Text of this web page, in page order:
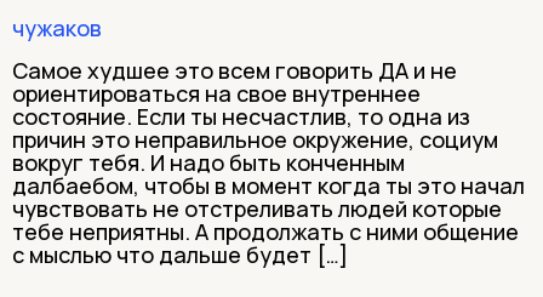
чужаков
Самое худшее это всем говорить ДА и не
ориентироваться на свое внутреннее
состояние. Если ты несчастлив, то одна из
причин это неправильное окружение, социум
вокруг тебя. И надо быть конченным
далбаебом, чтобы в момент когда ты это начал
чувствовать не отстреливать людей которые
тебе неприятны. А продолжать с ними общение
с мыслью что дальше будет […]